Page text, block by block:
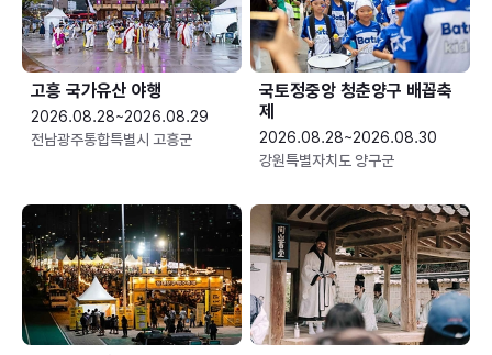
고흥 국가유산 야행
2026.08.28~2026.08.29
전남광주통합특별시 고흥군
국토정중앙 청춘양구 배꼽축
제
2026.08.28~2026.08.30
강원특별자치도 양구군